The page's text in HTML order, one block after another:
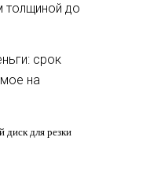
толщиной до
срок
на
диск для резки